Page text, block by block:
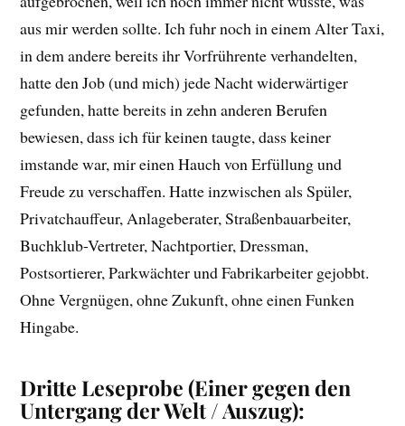
aus mir werden sollte. Ich fuhr noch in einem Alter Taxi,
in dem andere bereits ihr Vorfrührente verhandelten,
hatte den Job (und mich) jede Nacht widerwärtiger
gefunden, hatte bereits in zehn anderen Berufen
bewiesen, dass ich für keinen taugte, dass keiner
imstande war, mir einen Hauch von Erfüllung und
Freude zu verschaffen. Hatte inzwischen als Spüler,
Privatchauffeur, Anlageberater, Straßenbauarbeiter,
Buchklub-Vertreter, Nachtportier, Dressman,
Postsortierer, Parkwächter und Fabrikarbeiter gejobbt.
Ohne Vergnügen, ohne Zukunft, ohne einen Funken
Hingabe.
Dritte Leseprobe (Einer gegen den
Untergang der Welt / Auszug):